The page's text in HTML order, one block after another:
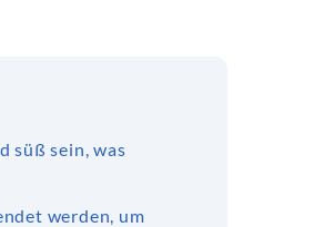
süß sein, was
werden, um